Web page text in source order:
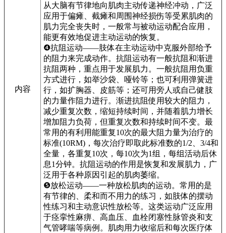
内容
从大脑有节律地向肌肉主动传递神经冲动，广泛
应用于偏瘫、截瘫和周围神经损伤等受累肌肉的
肌力完全丧失时，一般常与被动运动配合应用，
能更有效地促进主动运动的恢复。
❹抗阻运动——肢体在主动运动中克服外部给予
的阻力来完成动作。抗阻运动有一般抗阻和渐进
抗阻两种，重点用于发展肌力。一般抗阻用负重
方式进行，如举沙袋、哑铃等；也可利用弹簧进
行，如扩胸器、皮筋等；还可用旁人或自己健肢
的力量作阻力进行。渐进抗阻使用较大的阻力，
减少重复次数，缩短持续时间，并随着肌力增长
增加阻力负荷，但重复次数和持续时间不变。最
常用的有利用能重复10次的最大阻力量为治疗的
标准(10RM)，每次治疗即取此标准数的1/2、3/4和
全量，各重复10次，每10次为1组，每组活动后休
息1分钟。抗阻运动的作用是恢复和发展肌力，广
泛用于各种原因引起的肌肉萎缩。
❺放松运动——一种放松肌肉的运动。常用的是
有节律的、柔和而不用力的练习，如肢体的摆动
性练习和主动意识性放松等。这类运动广泛应用
于痉挛性麻痹、高血压、血栓闭塞性脉管炎和支
气管哮喘等病例。肌肉用力收缩后和每次医疗体